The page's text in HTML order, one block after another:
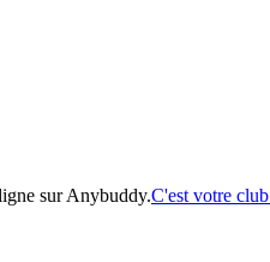
sur Anybuddy.C'est votre